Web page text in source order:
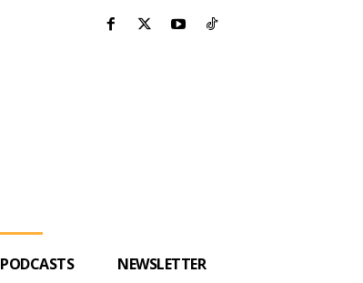
PODCASTS NEWSLETTER